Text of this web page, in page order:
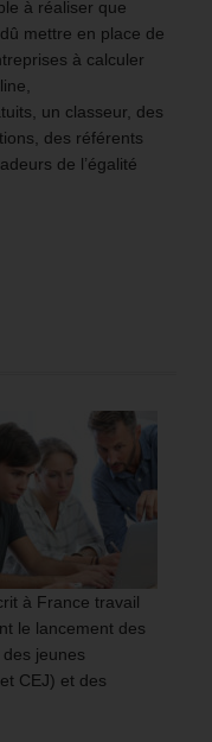
à réaliser que
mettre en place de
à calculer
un classeur, des
des référents
de l’égalité
à France travail
le lancement des
jeunes
CEJ) et des